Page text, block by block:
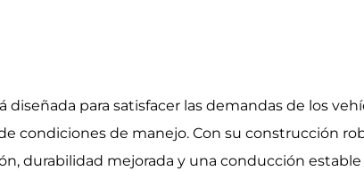
diseñada para satisfacer las demandas de los
condiciones de manejo. Con su construcción
durabilidad mejorada y una conducción